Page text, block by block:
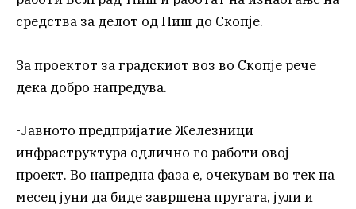
средства за делот од Ниш до Скопје.
За проектот за градскиот воз во Скопје рече
дека добро напредува.
-Јавното предпријатие Железници
инфраструктура одлично го работи овој
проект. Во напредна фаза е, очекувам во тек на
месец јуни да биде завршена пругата, јули и